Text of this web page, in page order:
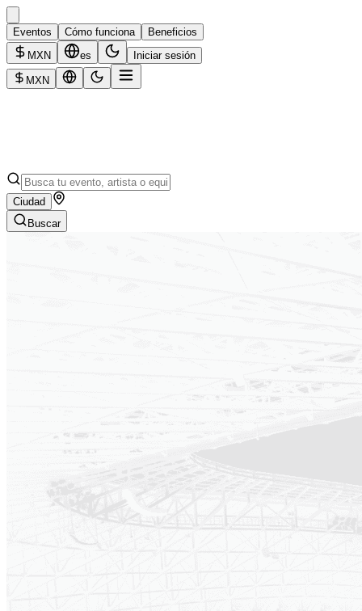
Eventos Cómo funciona
Beneficios
MXN
es Iniciar sesión
MXN
Ciudad
Buscar